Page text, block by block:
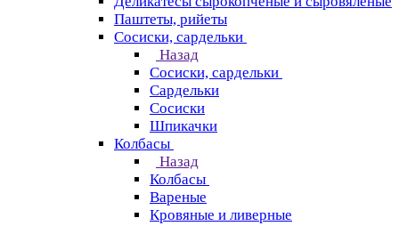
Паштеты, рийеты
Сосиски, сардельки
Назад
Сосиски, сардельки
Сардельки
Сосиски
Шпикачки
Колбасы
Назад
Колбасы
Вареные
Кровяные и ливерные